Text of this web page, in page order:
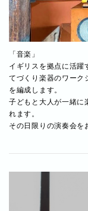
「音楽」
イギリスを拠点に活躍
てづくり楽器のワーク
を編成します。
子どもと大人が一緒に
れます。
その日限りの演奏会を